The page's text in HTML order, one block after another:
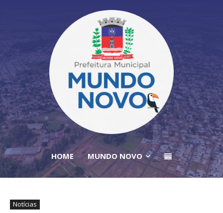
HOME MUNDO NOVO
Notícias